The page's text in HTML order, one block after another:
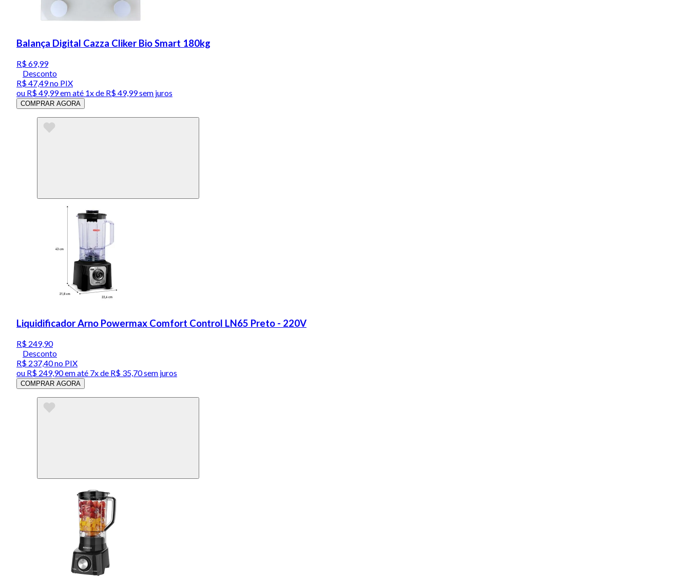
Balança Digital Cazza Cliker Bio Smart 180kg
R$ 69,99
Desconto
R$ 47,49no PIX
ou R$ 49,99em até 1x de R$ 49,99sem juros
COMPRAR AGORA
Liquidificador Arno Powermax Comfort Control LN65 Preto - 220V
R$ 249,90
Desconto
R$ 237,40no PIX
ou R$ 249,90em até 7x de R$ 35,70 sem juros
COMPRAR AGORA